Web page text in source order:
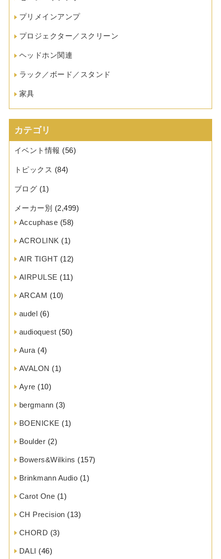
プリメインアンプ
プロジェクター／スクリーン
ヘッドホン関連
ラック／ボード／スタンド
家具
カテゴリ
イベント情報 (56)
トピックス (84)
ブログ (1)
メーカー別 (2,499)
Accuphase (58)
ACROLINK (1)
AIR TIGHT (12)
AIRPULSE (11)
ARCAM (10)
audel (6)
audioquest (50)
Aura (4)
AVALON (1)
Ayre (10)
bergmann (3)
BOENICKE (1)
Boulder (2)
Bowers&Wilkins (157)
Brinkmann Audio (1)
Carot One (1)
CH Precision (13)
CHORD (3)
DALI (46)